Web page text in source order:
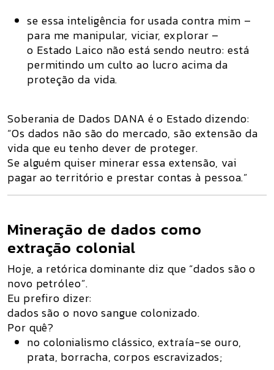
se essa inteligência for usada contra mim –
para me manipular, viciar, explorar –
o Estado Laico não está sendo neutro: está
permitindo um culto ao lucro acima da
proteção da vida.
Soberania de Dados DANA é o Estado dizendo:
“Os dados não são do mercado, são extensão da
vida que eu tenho dever de proteger.
Se alguém quiser minerar essa extensão, vai
pagar ao território e prestar contas à pessoa.”
Mineração de dados como
extração colonial
Hoje, a retórica dominante diz que “dados são o
novo petróleo”.
Eu prefiro dizer:
dados são o novo sangue colonizado.
Por quê?
no colonialismo clássico, extraía-se ouro,
prata, borracha, corpos escravizados;